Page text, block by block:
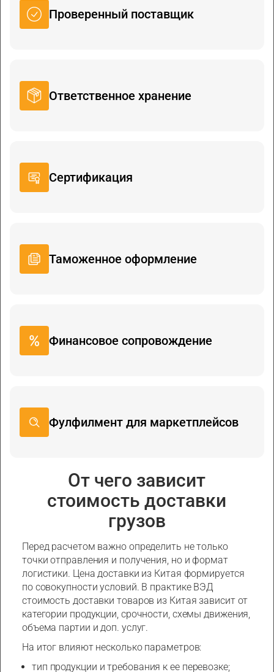
Проверенный поставщик
Ответственное хранение
Сертификация
Таможенное оформление
Финансовое сопровождение
Фулфилмент для маркетплейсов
От чего зависит
стоимость доставки
грузов
Перед расчетом важно определить не только
точки отправления и получения, но и формат
логистики. Цена доставки из Китая формируется
по совокупности условий. В практике ВЭД
стоимость доставки товаров из Китая зависит от
категории продукции, срочности, схемы движения,
объема партии и доп. услуг.
На итог влияют несколько параметров:
тип продукции и требования к ее перевозке;